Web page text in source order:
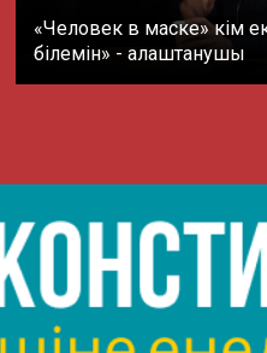
«Человек в маске» кім
білемін» - алаштанушы